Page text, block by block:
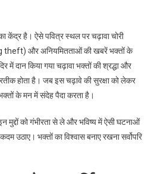
केंद्र है। ऐसे पवित्र स्थल पर चढ़ावा चोरी
और अनियमितताओं की खबरें भक्तों के
में दान किया गया चढ़ावा भक्तों की श्रद्धा और
होता है। जब इस चढ़ावे की सुरक्षा को लेकर
के मन में संदेह पैदा करता है।
को गंभीरता से ले और भविष्य में ऐसी घटनाओं
उठाए। भक्तों का विश्वास बनाए रखना सर्वोपरि